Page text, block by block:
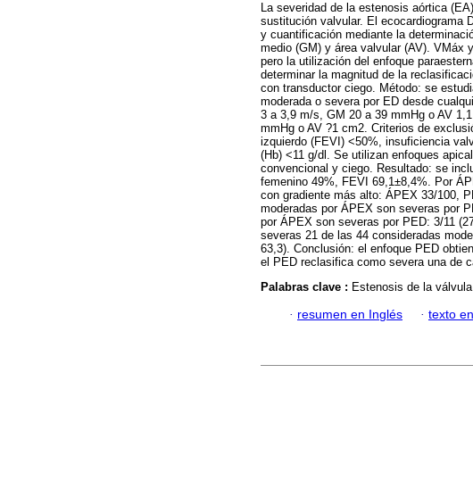
La severidad de la estenosis aórtica
sustitución valvular. El ecocardiograma
y cuantificación mediante la
medio (GM) y área valvular (AV). VMáx
pero la utilización del enfoque
determinar la magnitud de la
con transductor ciego. Método: se
moderada o severa por ED desde
3 a 3,9 m/s, GM 20 a 39 mmHg o AV
mmHg o AV ?1 cm2. Criterios de
izquierdo (FEVI) <50%, insuficiencia
(Hb) <11 g/dl. Se utilizan enfoques
convencional y ciego. Resultado: se
femenino 49%, FEVI 69,1±8,4%. Por
con gradiente más alto: ÁPEX 33/100,
moderadas por ÁPEX son severas por
por ÁPEX son severas por PED: 3/11
severas 21 de las 44 consideradas
63,3). Conclusión: el enfoque PED
el PED reclasifica como severa una de
Palabras clave : Estenosis de la
· resumen en Inglés · texto